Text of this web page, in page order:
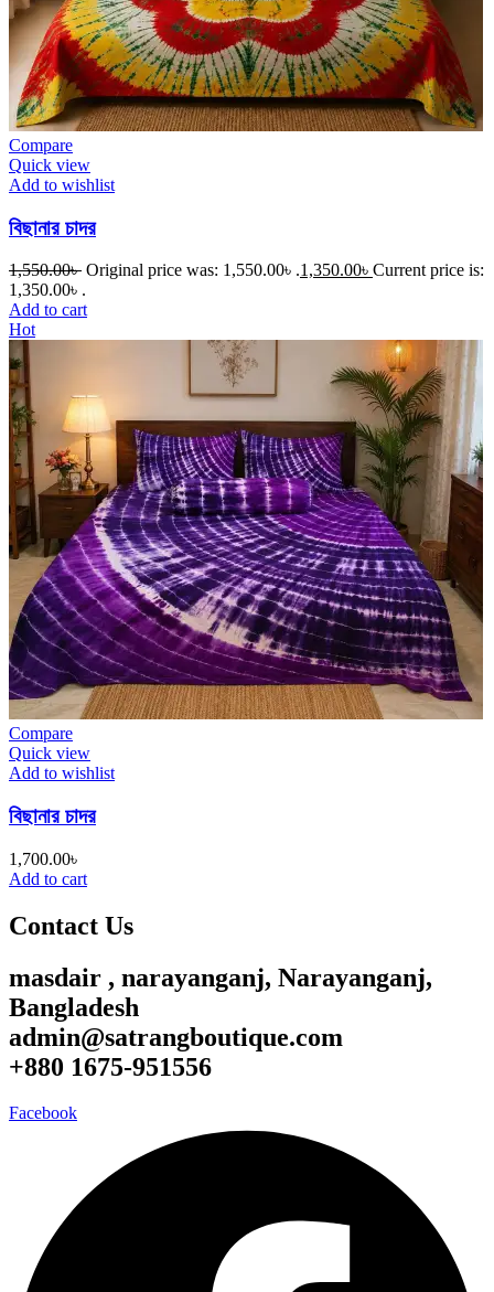
Compare
Quick view
Add to wishlist
বিছানার চাদর
1,550.00৳ Original price was: 1,550.00৳ .1,350.00৳ Current price is:
1,350.00৳ .
Add to cart
Hot
Compare
Quick view
Add to wishlist
বিছানার চাদর
1,700.00৳
Add to cart
Contact Us
masdair , narayanganj, Narayanganj,
Bangladesh
admin@satrangboutique.com
+880 1675-951556
Facebook